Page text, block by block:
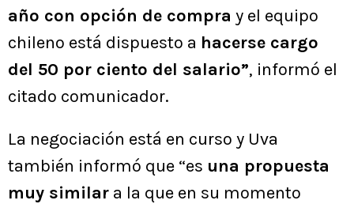
año con opción de compra y el equipo
chileno está dispuesto a hacerse cargo
del 50 por ciento del salario”, informó el
citado comunicador.
La negociación está en curso y Uva
también informó que “es una propuesta
muy similar a la que en su momento